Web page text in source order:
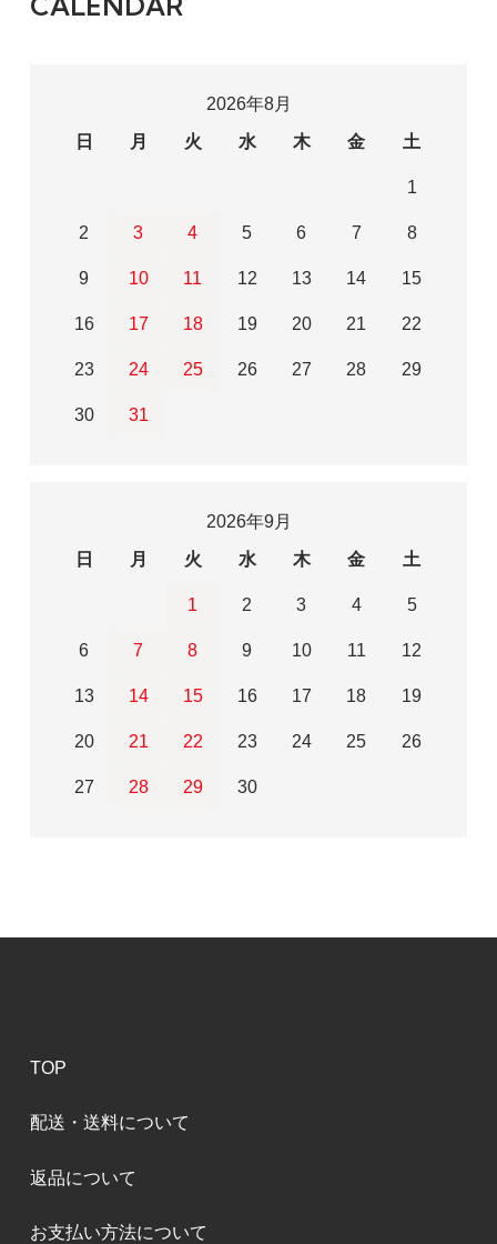
2026年8月
日
月 火 水 木 金 土
1
2 3 4 5 6 7 8
9 10 11 12 13 14 15
16 17 18 19 20 21 22
23 24 25 26 27 28 29
30 31
2026年9月
日
月 火 水 木 金 土
1 2 3 4 5
6 7 8 9 10 11 12
13 14 15 16 17 18 19
20 21 22 23 24 25 26
27 28 29 30
TOP
配送・送料について
返品について
お支払い方法について